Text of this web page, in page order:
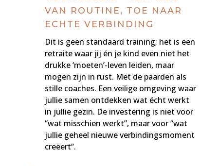
VAN ROUTINE, TOE NAAR
ECHTE VERBINDING
Dit is geen standaard training; het is een
retraite waar jij én je kind even niet het
drukke ‘moeten’-leven leiden, maar
mogen zijn in rust. Met de paarden als
stille coaches. Een veilige omgeving waar
jullie samen ontdekken wat écht werkt
in jullie gezin. De investering is niet voor
“wat misschien werkt”, maar voor “wat
jullie geheel nieuwe verbindingsmoment
creëert”.